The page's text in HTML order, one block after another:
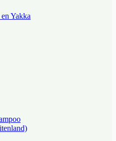
Yakka